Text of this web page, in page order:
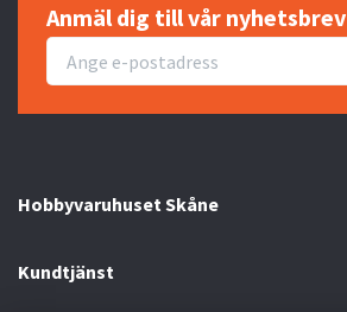
Anmäl dig till vår nyhetsbrev
Hobbyvaruhuset Skåne
Kundtjänst